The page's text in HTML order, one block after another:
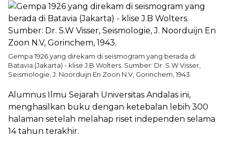
Gempa 1926 yang direkam di seismogram yang berada di
Batavia (Jakarta) - klise J.B Wolters. Sumber: Dr. S.W Visser,
Seismologie, J. Noorduijn En Zoon N.V, Gorinchem, 1943.
Alumnus Ilmu Sejarah Universitas Andalas ini,
menghasilkan buku dengan ketebalan lebih 300
halaman setelah melahap riset independen selama
14 tahun terakhir.